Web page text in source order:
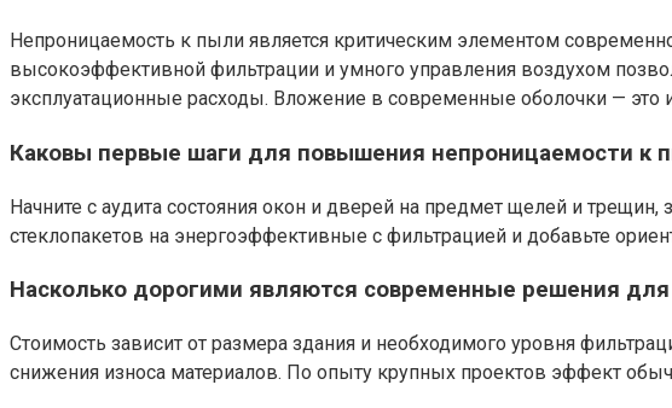
Непроницаемость к пыли является критическим элементом
высокоэффективной фильтрации и умного управления воздухом
эксплуатационные расходы. Вложение в современные оболочки — это
Каковы первые шаги для повышения непроницаемости к
Начните с аудита состояния окон и дверей на предмет щелей и
стеклопакетов на энергоэффективные с фильтрацией и добавьте
Насколько дорогими являются современные решения
Стоимость зависит от размера здания и необходимого уровня
снижения износа материалов. По опыту крупных проектов эффект